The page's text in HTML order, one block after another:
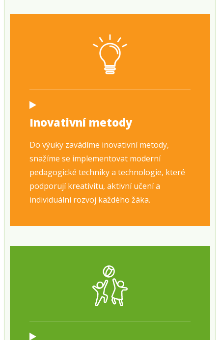
Inovativní metody
Do výuky zavádíme inovativní metody,
snažíme se implementovat moderní
pedagogické techniky a technologie, které
podporují kreativitu, aktivní učení a
individuální rozvoj každého žáka.